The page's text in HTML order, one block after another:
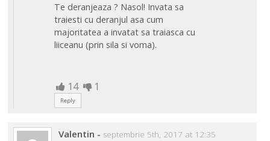
Te deranjeaza ? Nasol! Invata sa
traiesti cu deranjul asa cum
majoritatea a invatat sa traiasca cu
liiceanu (prin sila si voma).
14 1
Reply
Valentin - septembrie 5th, 2017 at 12:35